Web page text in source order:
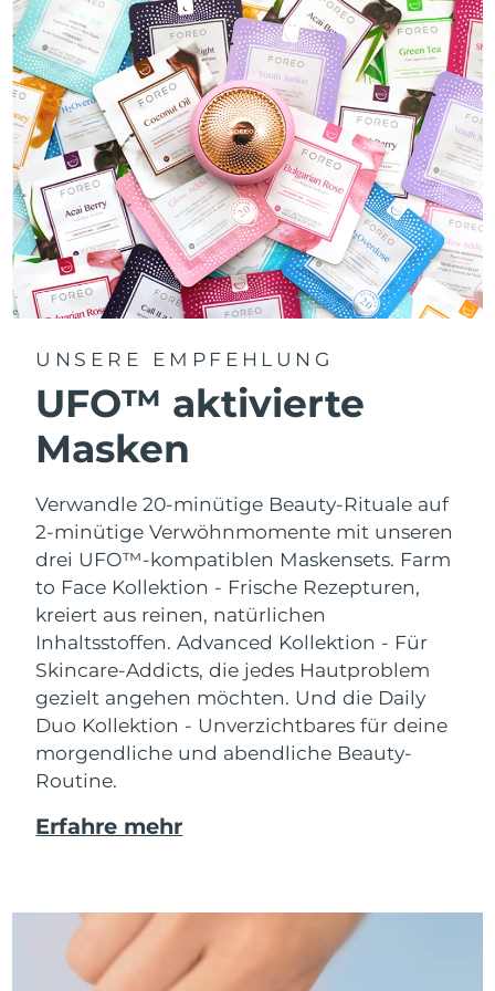
UNSERE EMPFEHLUNG
UFO™ aktivierte
Masken
Verwandle 20-minütige Beauty-Rituale auf
2-minütige Verwöhnmomente mit unseren
drei UFO™-kompatiblen Maskensets. Farm
to Face Kollektion - Frische Rezepturen,
kreiert aus reinen, natürlichen
Inhaltsstoffen. Advanced Kollektion - Für
Skincare-Addicts, die jedes Hautproblem
gezielt angehen möchten. Und die Daily
Duo Kollektion - Unverzichtbares für deine
morgendliche und abendliche Beauty-
Routine.
Erfahre mehr